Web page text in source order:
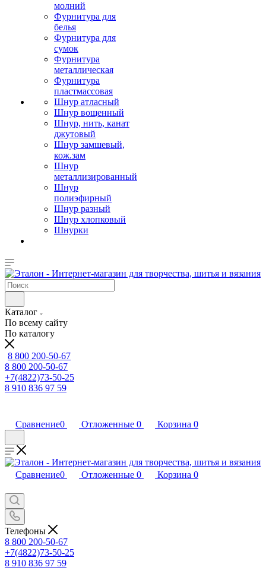
молний
Фурнитура для
белья
Фурнитура для
сумок
Фурнитура
металлическая
Фурнитура
пластмассовая
Шнур атласный
Шнур вощенный
Шнур, нить, канат
джутовый
Шнур замшевый,
кож.зам
Шнур
металлизированный
Шнур
полиэфирный
Шнур разный
Шнур хлопковый
Шнурки
Каталог
По всему сайту
По каталогу
8 800 200-50-67
8 800 200-50-67
+7(4822)73-50-25
8 910 836 97 59
Сравнение0 Отложенные 0 Корзина 0
Сравнение0 Отложенные 0 Корзина 0
Телефоны
8 800 200-50-67
+7(4822)73-50-25
8 910 836 97 59